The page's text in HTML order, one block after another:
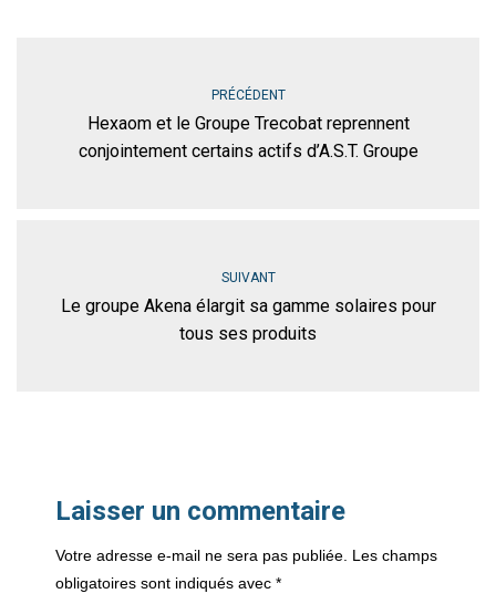
PRÉCÉDENT
Hexaom et le Groupe Trecobat reprennent
conjointement certains actifs d’A.S.T. Groupe
SUIVANT
Le groupe Akena élargit sa gamme solaires pour
tous ses produits
Laisser un commentaire
Votre adresse e-mail ne sera pas publiée. Les champs
obligatoires sont indiqués avec *